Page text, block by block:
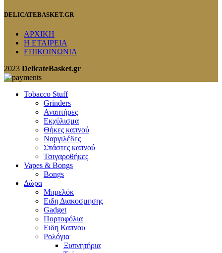
DELICATEBASKET.GR
ΑΡΧΙΚΗ
Η ΕΤΑΙΡΕΙΑ
ΕΠΙΚΟΙΝΩΝΙΑ
2023 DelicateBasket.gr
Tobacco Stuff
Grinders
Αναπτήρες
Εκχύλισμα
Θήκες καπνού
Ναργιλέδες
Σπάστες καπνού
Τσιγαροθήκες
Vapes & Bongs
Bongs
Δώρα
Μπρελόκ
Eιδη Διακοσμησης
Gadget
Πορτοφόλια
Ειδη Καπνου
Ρολόγια
Ξυπνητήρια